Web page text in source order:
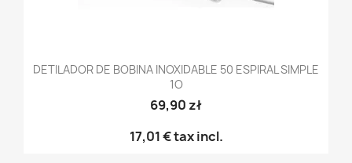
DETILADOR DE BOBINA INOXIDABLE 50 ESPIRAL SIMPLE
1O
69,90 zł
17,01 €tax incl.